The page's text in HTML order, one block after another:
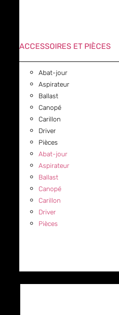
ACCESSOIRES ET PIÈCES
Abat-jour
Aspirateur
Ballast
Canopé
Carillon
Driver
Pièces
Abat-jour
Aspirateur
Ballast
Canopé
Carillon
Driver
Pièces